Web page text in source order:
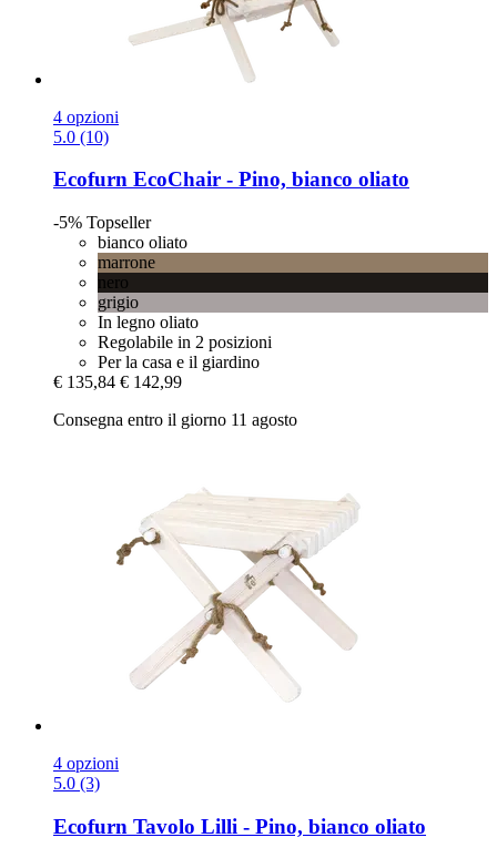
4 opzioni
5.0 (10)
Ecofurn EcoChair -​ Pino, bianco oliato
-5% Topseller
bianco oliato
marrone
nero
grigio
In legno oliato
Regolabile in 2 posizioni
Per la casa e il giardino
€ 135,84 € 142,99
Consegna entro il giorno 11 agosto
4 opzioni
5.0 (3)
Ecofurn Tavolo Lilli -​ Pino, bianco oliato